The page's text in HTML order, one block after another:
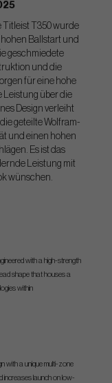
Titleist T350 wurde
Ballstart und
geschmiedete
und die
für eine hohe
Leistung über die
Design verleiht
geteilte Wolfram-
und einen hohen
Es ist das
Leistung mit
wünschen.
with a high-strength
shape that houses a
within
with a unique multi-zone
increases launch on low-